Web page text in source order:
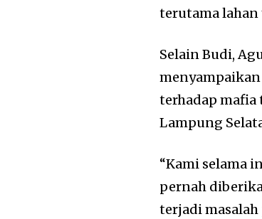
terutama lahan
Selain Budi,
terhadap mafia
Lampung
“Kami selama
pernah
terjadi